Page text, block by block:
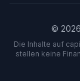
© 2026
Die Inhalte auf
stellen keine